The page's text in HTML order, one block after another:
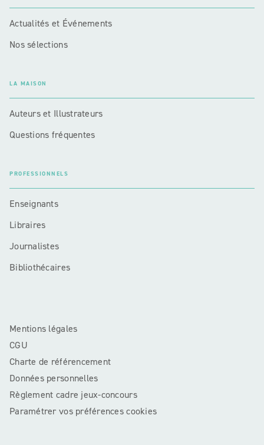
Actualités et Événements
Nos sélections
LA MAISON
Auteurs et Illustrateurs
Questions fréquentes
PROFESSIONNELS
Enseignants
Libraires
Journalistes
Bibliothécaires
Mentions légales
CGU
Charte de référencement
Données personnelles
Règlement cadre jeux-concours
Paramétrer vos préférences cookies